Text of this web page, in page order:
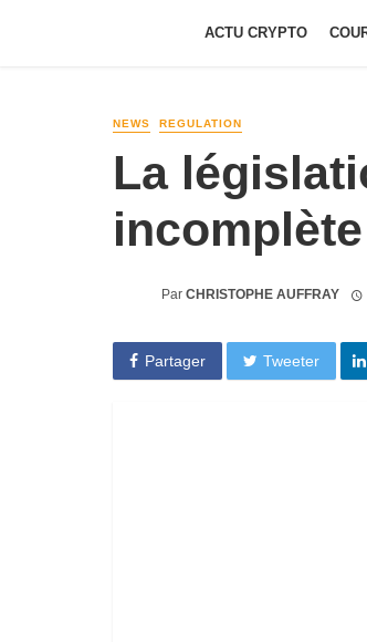
ACTU CRYPTO
NEWS REGULATION
La
Par CHRISTOPHE AUFFRAY
Partager Tweeter